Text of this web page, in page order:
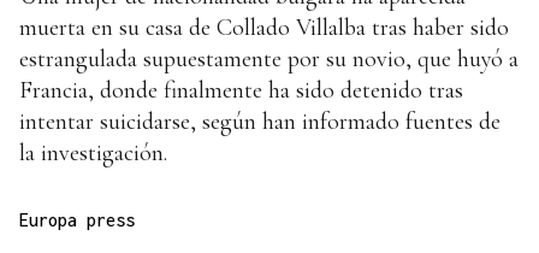
muerta en su casa de Collado Villalba tras haber sido
estrangulada supuestamente por su novio, que huyó a
Francia, donde finalmente ha sido detenido tras
intentar suicidarse, según han informado fuentes de
la investigación.
Europa press